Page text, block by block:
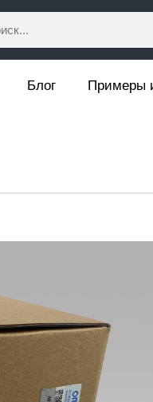
Блог Примеры